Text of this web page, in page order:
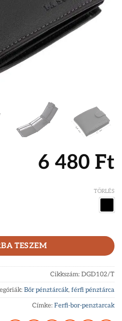
6 480 Ft
TÖRLÉS
valódi bőrből La Scala DGD102/
TESZEM
Cikkszám: DGD102/T
Bőr pénztárcák, férfi pénztárca
Címke: Ferfi-bor-penztarcak